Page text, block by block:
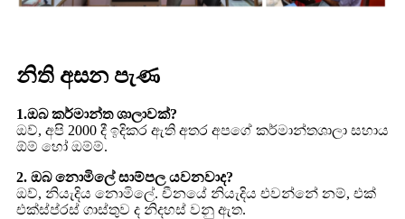
නිති අසන පැණ
1.ඔබ කර්මාන්ත ශාලාවක්?
ඔව්, අපි 2000 දී ඉදිකර ඇති අතර අපගේ කර්මාන්තශාලා සහාය
ඕම් හෝ ඔම්ම්.
2. ඔබ නොමිලේ සාම්පල යවනවාද?
ඔව්, නියැදිය නොමිලේ. චීනයේ නියැදිය එවන්නේ නම්, එක්
එක්ස්ප්රස් ගාස්තුව ද නිදහස් වනු ඇත.